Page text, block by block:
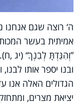
ה‘ רוצה שגם אנחנו
אמיתית בעשר
”וְהִגַּדְתָּ לְבִנְךָ“ (יג ,
ובנו יספר אותו
הגדולים האלה אנו
יציאת מצרים,